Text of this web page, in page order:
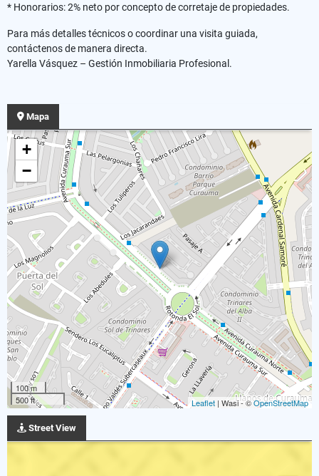
* Honorarios: 2% neto por concepto de corretaje de propiedades.
Para más detalles técnicos o coordinar una visita guiada,
contáctenos de manera directa.
Yarella Vásquez – Gestión Inmobiliaria Profesional.
Mapa
+
−
100 m
500 ft
Leaflet | Wasi - ©OpenStreetMap
Street View